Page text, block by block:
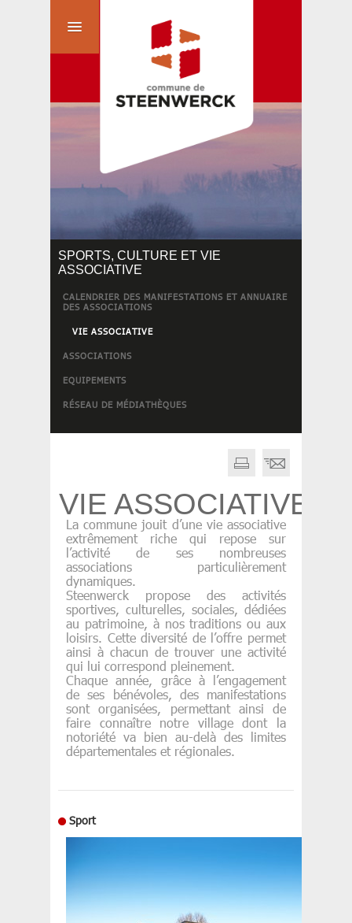
SPORTS, CULTURE ET VIE
ASSOCIATIVE
CALENDRIER DES MANIFESTATIONS ET ANNUAIRE
DES ASSOCIATIONS
VIE ASSOCIATIVE
ASSOCIATIONS
EQUIPEMENTS
RÉSEAU DE MÉDIATHÈQUES
VIE ASSOCIATIVE
La commune jouit d’une vie associative
extrêmement riche qui repose sur
l’activité de ses nombreuses
associations particulièrement
dynamiques.
Steenwerck propose des activités
sportives, culturelles, sociales, dédiées
au patrimoine, à nos traditions ou aux
loisirs. Cette diversité de l’offre permet
ainsi à chacun de trouver une activité
qui lui correspond pleinement.
Chaque année, grâce à l’engagement
de ses bénévoles, des manifestations
sont organisées, permettant ainsi de
faire connaître notre village dont la
notoriété va bien au-delà des limites
départementales et régionales.
Sport